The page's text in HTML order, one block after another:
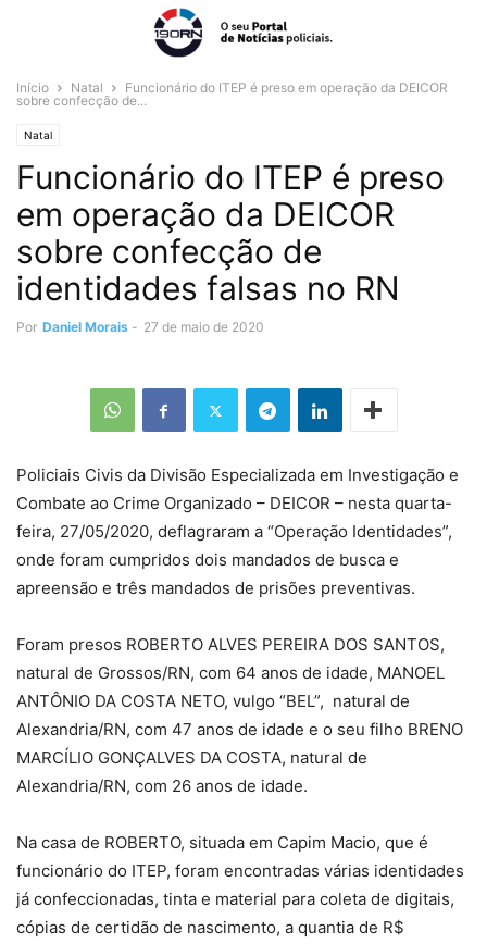
Início Natal
Funcionário do ITEP é preso em operação da DEICOR
sobre confecção de...
Natal
Funcionário do ITEP é preso
em operação da DEICOR
sobre confecção de
identidades falsas no RN
Por Daniel Morais - 27 de maio de 2020
Policiais Civis da Divisão Especializada em Investigação e
Combate ao Crime Organizado – DEICOR – nesta quarta-
feira, 27/05/2020, deflagraram a “Operação Identidades”,
onde foram cumpridos dois mandados de busca e
apreensão e três mandados de prisões preventivas.
Foram presos ROBERTO ALVES PEREIRA DOS SANTOS,
natural de Grossos/RN, com 64 anos de idade, MANOEL
ANTÔNIO DA COSTA NETO, vulgo “BEL”, natural de
Alexandria/RN, com 47 anos de idade e o seu filho BRENO
MARCÍLIO GONÇALVES DA COSTA, natural de
Alexandria/RN, com 26 anos de idade.
Na casa de ROBERTO, situada em Capim Macio, que é
funcionário do ITEP, foram encontradas várias identidades
já confeccionadas, tinta e material para coleta de digitais,
cópias de certidão de nascimento, a quantia de R$